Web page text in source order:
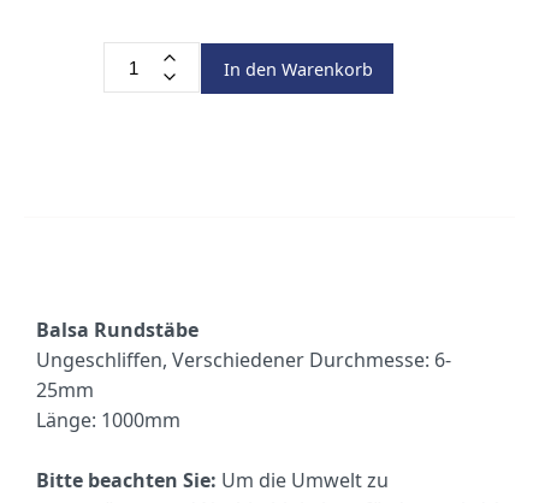
In den Warenkorb
Balsa Rundstäbe
Ungeschliffen, Verschiedener Durchmesse: 6-
25mm
Länge: 1000mm
Bitte beachten Sie: Um die Umwelt zu